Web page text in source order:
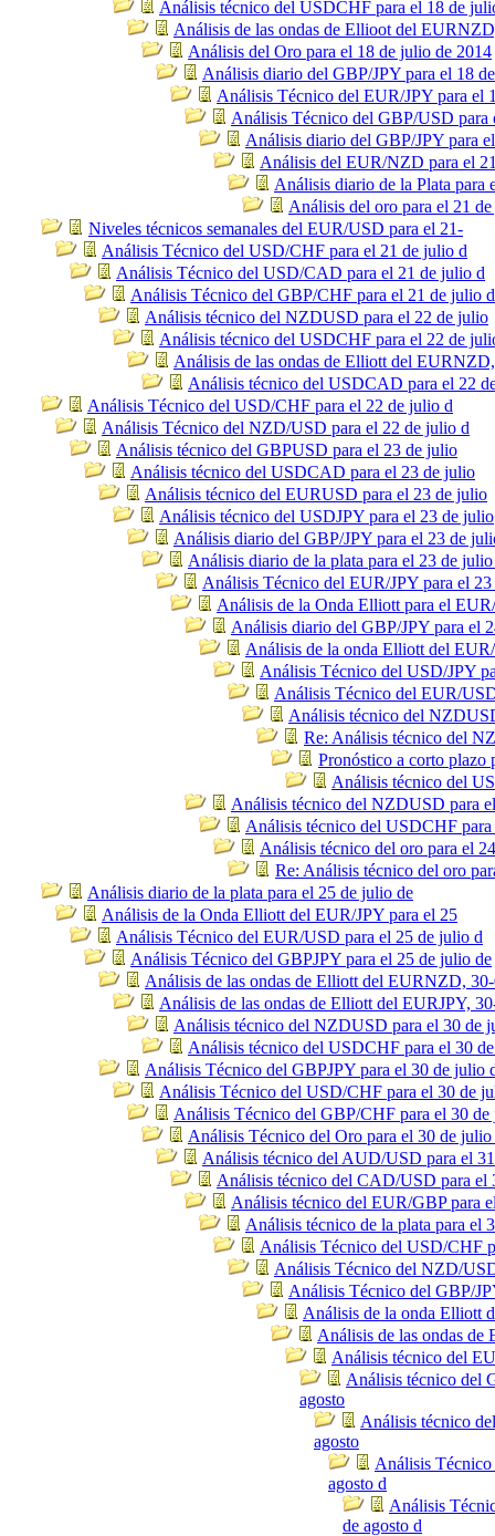
Análisis técnico del USDCHF para el 18 de
Análisis de las ondas de Ellioot del
Análisis del Oro para el 18 de julio de 2014
Análisis diario del GBP/JPY para el 18
Análisis Técnico del EUR/JPY para el
Análisis Técnico del GBP/USD para
Análisis diario del GBP/JPY para
Análisis del EUR/NZD para el
Análisis diario de la Plata para
Análisis del oro para el 21
Niveles técnicos semanales del EUR/USD para el 21-
Análisis Técnico del USD/CHF para el 21 de julio d
Análisis Técnico del USD/CAD para el 21 de julio d
Análisis Técnico del GBP/CHF para el 21 de julio d
Análisis técnico del NZDUSD para el 22 de julio
Análisis técnico del USDCHF para el 22 de
Análisis de las ondas de Elliott del
Análisis técnico del USDCAD para el 22
Análisis Técnico del USD/CHF para el 22 de julio d
Análisis Técnico del NZD/USD para el 22 de julio d
Análisis técnico del GBPUSD para el 23 de julio
Análisis técnico del USDCAD para el 23 de julio
Análisis técnico del EURUSD para el 23 de julio
Análisis técnico del USDJPY para el 23 de julio
Análisis diario del GBP/JPY para el 23 de
Análisis diario de la plata para el 23 de
Análisis Técnico del EUR/JPY para el
Análisis de la Onda Elliott para el
Análisis diario del GBP/JPY para el
Análisis de la onda Elliott del
Análisis Técnico del USD/JPY
Análisis Técnico del EUR/
Análisis técnico del
Re: Análisis técnico del
Pronóstico a corto
Análisis técnico del
Análisis técnico del NZDUSD para
Análisis técnico del USDCHF
Análisis técnico del oro para el
Re: Análisis técnico del oro
Análisis diario de la plata para el 25 de julio de
Análisis de la Onda Elliott del EUR/JPY para el 25
Análisis Técnico del EUR/USD para el 25 de julio d
Análisis Técnico del GBPJPY para el 25 de julio de
Análisis de las ondas de Elliott del EURNZD,
Análisis de las ondas de Elliott del EURJPY,
Análisis técnico del NZDUSD para el 30 de
Análisis técnico del USDCHF para el 30
Análisis Técnico del GBPJPY para el 30 de julio
Análisis Técnico del USD/CHF para el 30 de
Análisis Técnico del GBP/CHF para el 30
Análisis Técnico del Oro para el 30 de julio
Análisis técnico del AUD/USD para el
Análisis técnico del CAD/USD para el
Análisis técnico del EUR/GBP para
Análisis técnico de la plata para el
Análisis Técnico del USD/CHF
Análisis Técnico del NZD/
Análisis Técnico del GBP/
Análisis de la onda Elliott
Análisis de las ondas
Análisis técnico del
Análisis técnico del
agosto
Análisis técnico
agosto
Análisis
agosto d
Análisis
de agosto d